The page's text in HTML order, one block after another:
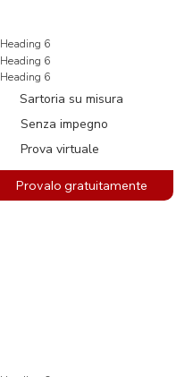
Heading 6
Heading 6
Heading 6
Sartoria su misura
Senza impegno
Prova virtuale